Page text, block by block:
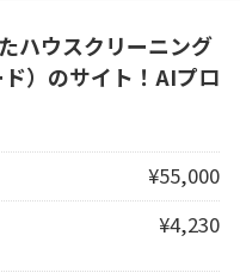
ハウスクリーニング
）のサイト！AIプロ
¥55,000
¥4,230